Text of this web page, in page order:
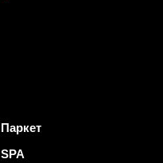
Паркет
SPA